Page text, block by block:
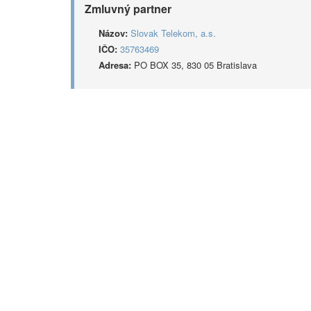
Zmluvný partner
Názov: Slovak Telekom, a.s.
IČO: 35763469
Adresa: PO BOX 35, 830 05 Bratislava